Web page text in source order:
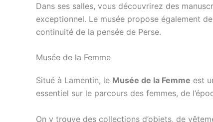
Dans ses salles, vous découvrirez des
exceptionnel. Le musée propose également
continuité de la pensée de Perse.
Musée de la Femme
Situé à Lamentin, le Musée de la Femme est
essentiel sur le parcours des femmes, de
On y trouve des collections d’objets, de